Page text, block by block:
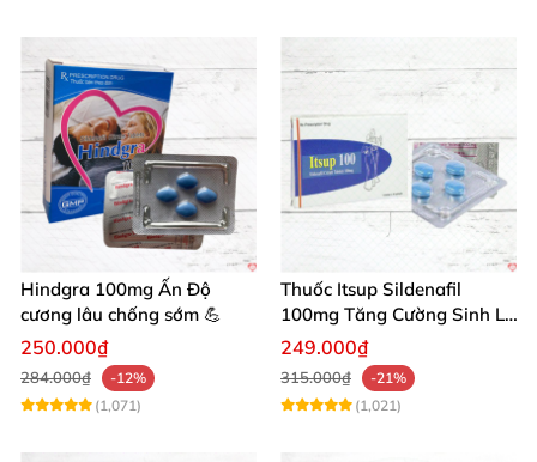
Hindgra 100mg Ấn Độ
cương lâu chống sớm 💪
250.000₫
284.000₫
-12%
(1,071)
Thuốc Itsup Sildenafil
100mg Tăng Cường Sinh Lý
Nam Giới
249.000₫
315.000₫
-21%
(1,021)